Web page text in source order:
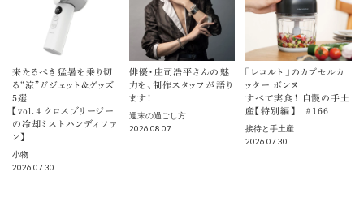
来たるべき猛暑を乗り切
る“涼”ガジェット＆グッズ
5選
【vol.４ クロスブリージー
の冷却ミストハンディファ
ン】
小物
2026.07.30
俳優・庄司浩平さんの魅
力を、制作スタッフが語り
ます！
週末の過ごし方
2026.08.07
「レコルト」のカプセルカ
ッター ボンヌ
すべて実食！ 自慢の手土
産【特別編】 ＃166
接待と手土産
2026.07.30